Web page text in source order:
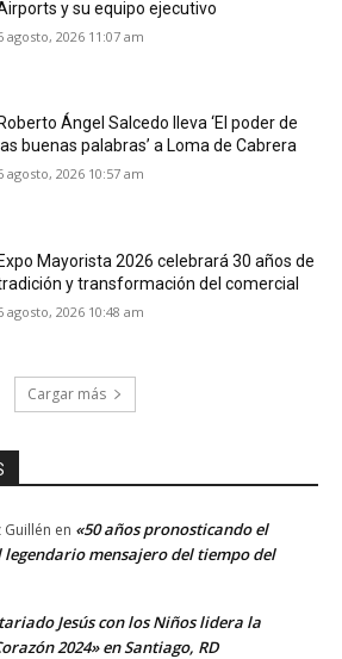
y su equipo ejecutivo
agosto, 2026 11:07 am
Roberto Ángel Salcedo lleva ‘El poder de
las buenas palabras’ a Loma de Cabrera
agosto, 2026 10:57 am
Expo Mayorista 2026 celebrará 30 años de
y transformación del comercial
agosto, 2026 10:48 am
Cargar más
Guillén en «50 años pronosticando el
legendario mensajero del tiempo del
Jesús con los Niños lidera la
2024» en Santiago, RD